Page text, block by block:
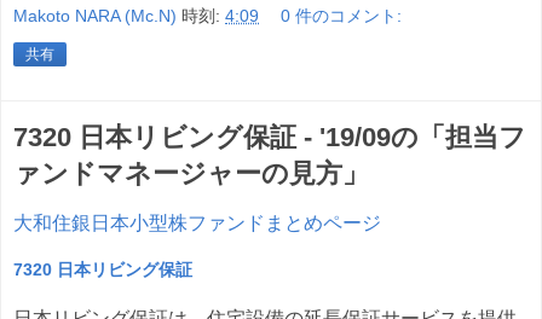
Makoto NARA (Mc.N) 時刻: 4:09 0 件のコメント:
共有
7320 日本リビング保証 - '19/09の「担当フ
ァンドマネージャーの見方」
大和住銀日本小型株ファンドまとめページ
7320 日本リビング保証